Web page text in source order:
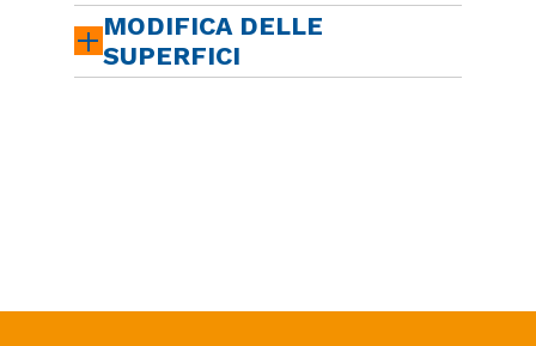
MODIFICA DELLE
SUPERFICI